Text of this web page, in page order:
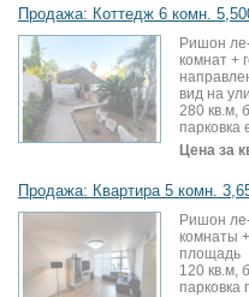
Продажа: Коттедж 6 комн.
Ришон
комнат +
вид на
280 кв.м,
парковка
Цена за
Продажа: Квартира 5 комн.
Ришон
комнаты
площадь
120 кв.м,
парковка